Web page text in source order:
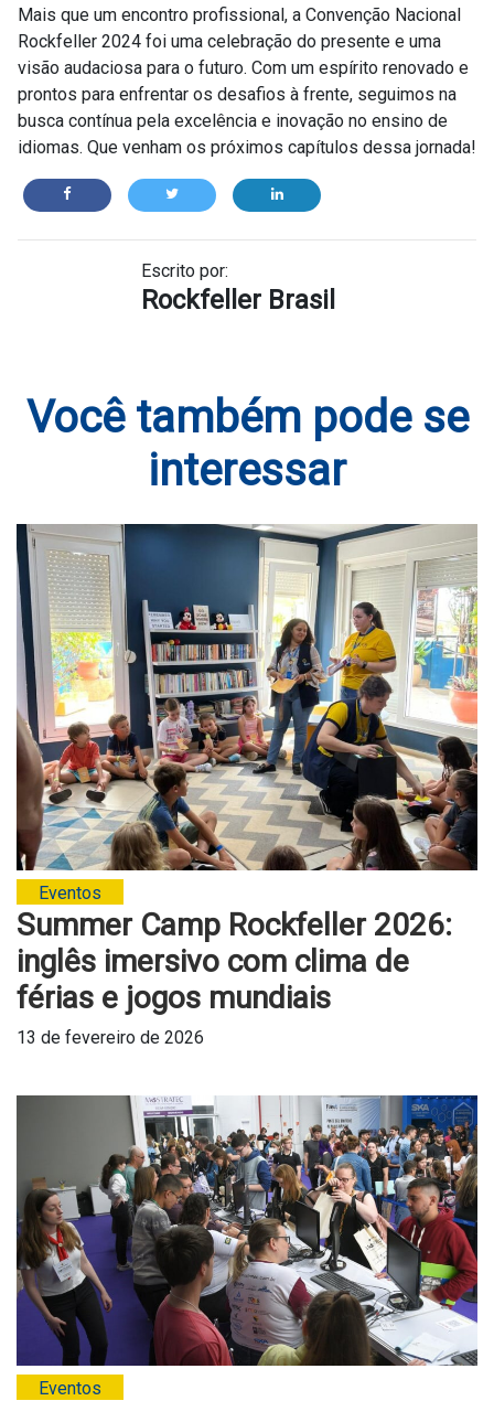
Mais que um encontro profissional, a Convenção Nacional
Rockfeller 2024 foi uma celebração do presente e uma
visão audaciosa para o futuro. Com um espírito renovado e
prontos para enfrentar os desafios à frente, seguimos na
busca contínua pela excelência e inovação no ensino de
idiomas. Que venham os próximos capítulos dessa jornada!
Escrito por:
Rockfeller Brasil
Você também pode se
interessar
Eventos
Summer Camp Rockfeller 2026:
inglês imersivo com clima de
férias e jogos mundiais
13 de fevereiro de 2026
Eventos